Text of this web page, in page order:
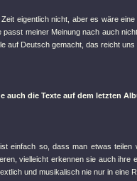
eigentlich nicht, aber es wäre
passt meiner Meinung nach auch
auf Deutsch gemacht, das reicht uns
auch die Texte auf dem letzten
einfach so, dass man etwas teilen
vielleicht erkennen sie auch ihre
und musikalisch nie nur in eine